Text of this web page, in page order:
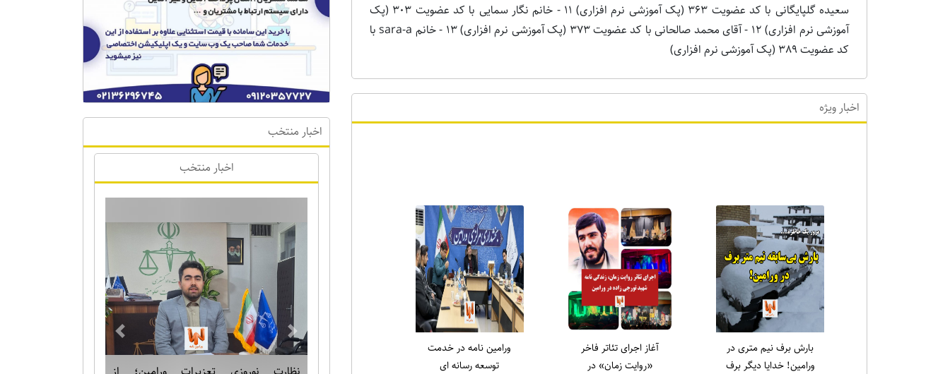
سعیده گلپایگانی با کد عضویت 363 (پک آموزشی نرم افزاری) 11 - خانم نگار سمایی با کد عضویت 303 (پک
آموزشی نرم افزاری) 12 - آقای محمد صالحانی با کد عضویت 373 (پک آموزشی نرم افزاری) 13 - خانم sara-a با
کد عضویت 389 (پک آموزشی نرم افزاری)
اخبار ویژه
یادواره شهدای قیام ۱۵
خرداد در حرم مطهر
رسول سالاری در نماز
جمعه ورامین:
انتخاب دکتر علی میری
به عنوان جوان برتر
اخبار منتخب
اخبار منتخب
Previous Next